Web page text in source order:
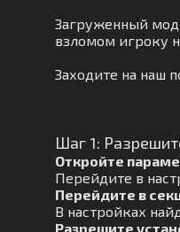
Загруженный мод
взломом игроку
Заходите на наш
Шаг 1:
Откройте
Перейдите в
Перейдите в
В настройках
Разрешите